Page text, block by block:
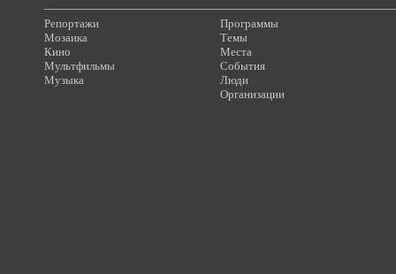
Репортажи
Мозаика
Кино
Мультфильмы
Музыка
Программы
Темы
Места
События
Люди
Организации